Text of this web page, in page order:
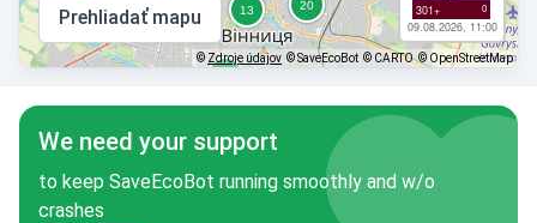
301+ 0
09.08.2026, 11:00
Prehliadať mapu
© Zdroje údajov © SaveEcoBot © CARTO © OpenStreetMap
We need your support
to keep SaveEcoBot running smoothly and w/o
crashes